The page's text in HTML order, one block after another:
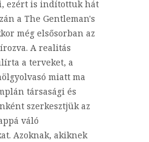
ezért is indítottuk hát
a The Gentleman's
még elsősorban az
A realitás
a terveket, a
miatt ma
társasági és
szerkesztjük az
váló
Azoknak, akiknek